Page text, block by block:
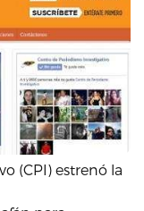
(CPI) estrenó la